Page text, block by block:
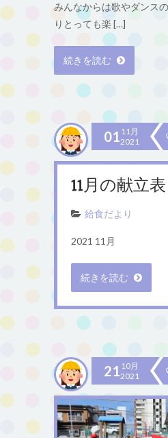
みんなからは歌やダンス
りとっても楽 […]
続きを読む
01 11月
2021
11月の献立表
給食だより
2021 11月
続きを読む
21 10月
2021